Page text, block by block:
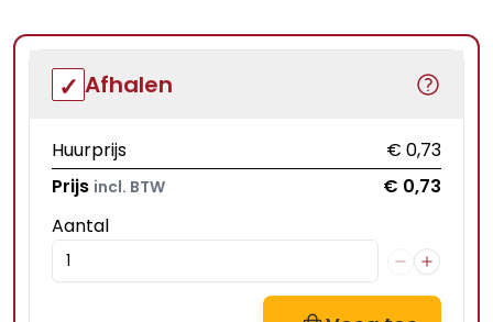
Afhalen
Huurprijs
€ 0,73
Prijs incl. BTW
€ 0,73
Aantal